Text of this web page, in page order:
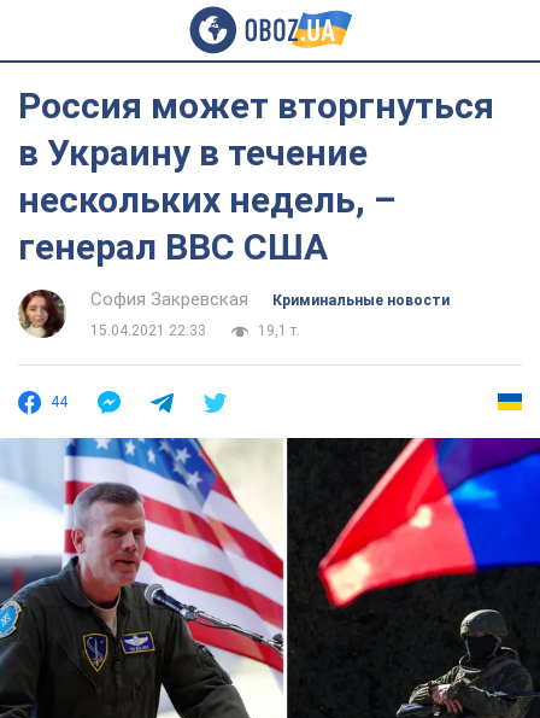
Россия может вторгнуться
в Украину в течение
нескольких недель, –
генерал ВВС США
София Закревская
Криминальные новости
15.04.2021 22:33
19,1 т.
44